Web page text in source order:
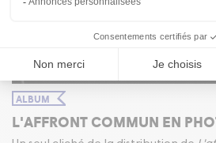
ALBUM
L'AFFRONT COMMUN EN